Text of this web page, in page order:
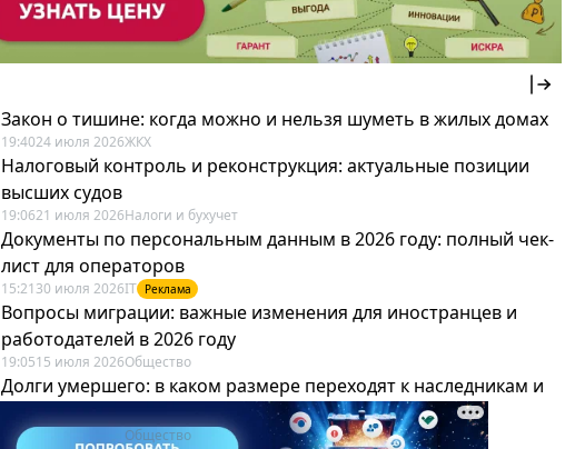
Закон о тишине: когда можно и нельзя шуметь в жилых домах
19:4024 июля 2026ЖКХ
Налоговый контроль и реконструкция: актуальные позиции
высших судов
19:0621 июля 2026Налоги и бухучет
Документы по персональным данным в 2026 году: полный чек-
лист для операторов
15:21 30 июля 2026IT Реклама
Вопросы миграции: важные изменения для иностранцев и
работодателей в 2026 году
19:0515 июля 2026Общество
Долги умершего: в каком размере переходят к наследникам и
когда их можно не платить
19:43 Общество